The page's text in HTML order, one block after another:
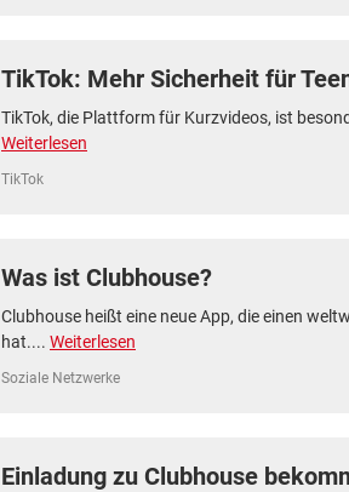
TikTok: Mehr Sicherheit für
TikTok, die Plattform für Kurzvideos, ist
Weiterlesen
TikTok
Was ist Clubhouse?
Clubhouse heißt eine neue App, die einen
hat.... Weiterlesen
Soziale Netzwerke
Einladung zu Clubhouse